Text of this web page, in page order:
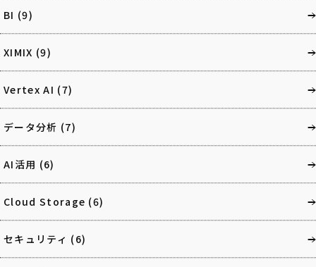
BI (9)
XIMIX (9)
Vertex AI (7)
データ分析 (7)
AI活用 (6)
Cloud Storage (6)
セキュリティ (6)